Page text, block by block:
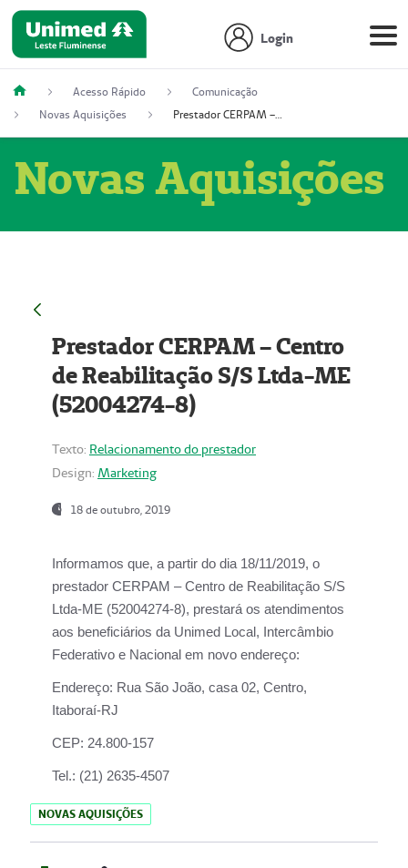
Login
Acesso Rápido
Comunicação
Novas Aquisições
Prestador CERPAM – Centro de Reabilitação S/S Ltda-ME (52004274-8)
Novas Aquisições
Prestador CERPAM – Centro
de Reabilitação S/S Ltda-ME
(52004274-8)
Texto: Relacionamento do prestador
Design: Marketing
18 de outubro, 2019
Informamos que, a partir do dia 18/11/2019, o
prestador CERPAM – Centro de Reabilitação S/S
Ltda-ME (52004274-8), prestará os atendimentos
aos beneficiários da Unimed Local, Intercâmbio
Federativo e Nacional em novo endereço:
Endereço: Rua São João, casa 02, Centro,
Itaboraí-RJ
CEP: 24.800-157
Tel.: (21) 2635-4507
NOVAS AQUISIÇÕES